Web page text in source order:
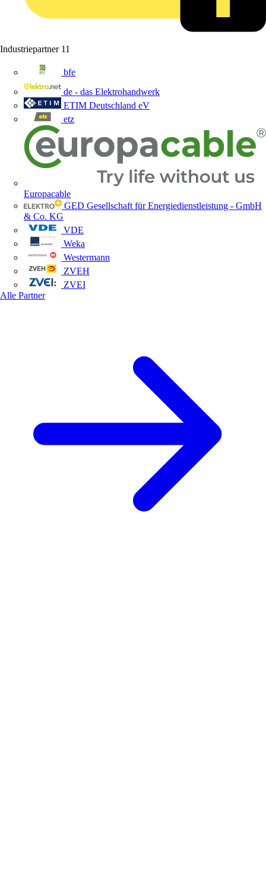
Industriepartner 11
bfe
de - das Elektrohandwerk
ETIM Deutschland eV
etz
Europacable
GED Gesellschaft für Energiedienstleistung - GmbH
& Co. KG
VDE
Weka
Westermann
ZVEH
ZVEI
Alle Partner